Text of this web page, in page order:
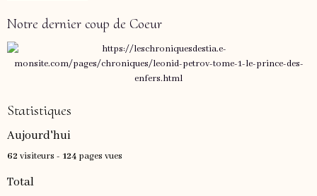
Notre dernier coup de Coeur
Statistiques
Aujourd'hui
62 visiteurs - 124 pages vues
Total